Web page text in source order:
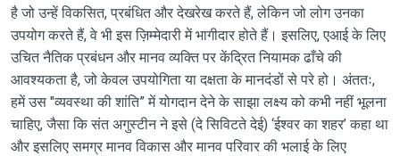
है जो उन्हें विकसित, प्रबंधित और देखरेख करते हैं, लेकिन जो लोग उनका
उपयोग करते हैं, वे भी इस ज़िम्मेदारी में भागीदार होते हैं। इसलिए, एआई के लिए
उचित नैतिक प्रबंधन और मानव व्यक्ति पर केंद्रित नियामक ढाँचे की
आवश्यकता है, जो केवल उपयोगिता या दक्षता के मानदंडों से परे हो। अंततः,
हमें उस "व्यवस्था की शांति” में योगदान देने के साझा लक्ष्य को कभी नहीं भूलना
चाहिए, जैसा कि संत अगुस्टीन ने इसे (दे सिविटते देई) ‘ईश्वर का शहर’ कहा था
और इसलिए समग्र मानव विकास और मानव परिवार की भलाई के लिए